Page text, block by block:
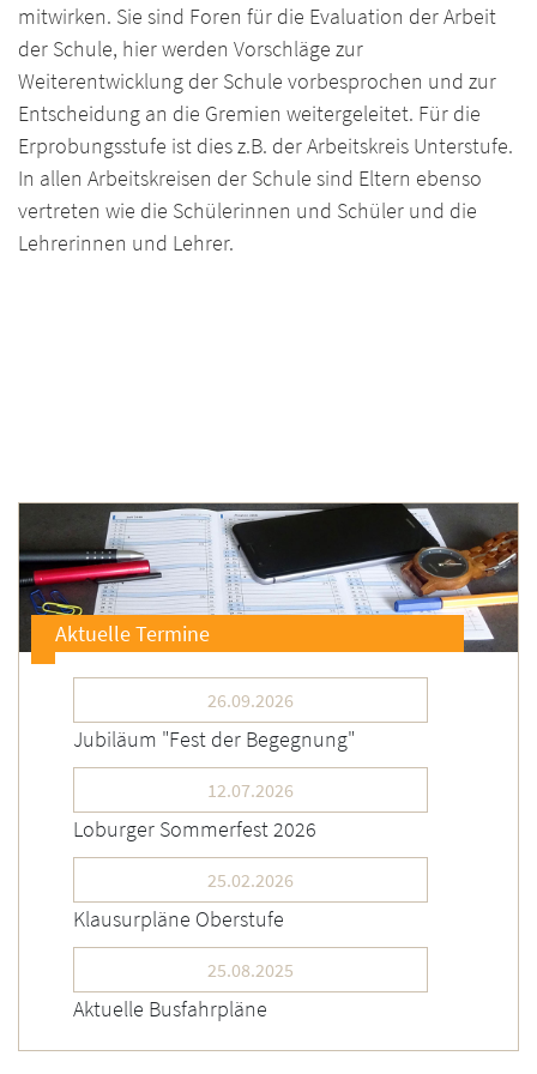
mitwirken. Sie sind Foren für die Evaluation der Arbeit
der Schule, hier werden Vorschläge zur
Weiterentwicklung der Schule vorbesprochen und zur
Entscheidung an die Gremien weitergeleitet. Für die
Erprobungsstufe ist dies z.B. der Arbeitskreis Unterstufe.
In allen Arbeitskreisen der Schule sind Eltern ebenso
vertreten wie die Schülerinnen und Schüler und die
Lehrerinnen und Lehrer.
Aktuelle Termine
26.09.2026
Jubiläum "Fest der Begegnung"
12.07.2026
Loburger Sommerfest 2026
25.02.2026
Klausurpläne Oberstufe
25.08.2025
Aktuelle Busfahrpläne